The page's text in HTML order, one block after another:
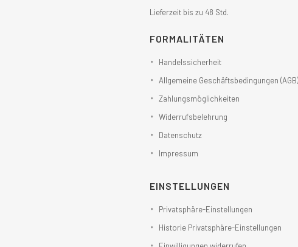
Lieferzeit bis zu 48 Std.
FORMALITÄTEN
Handelssicherheit
Allgemeine Geschäftsbedingungen (AGB)
Zahlungsmöglichkeiten
Widerrufsbelehrung
Datenschutz
Impressum
EINSTELLUNGEN
Privatsphäre-Einstellungen
Historie Privatsphäre-Einstellungen